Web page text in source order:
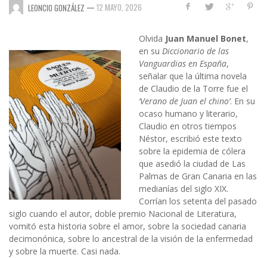
LEONCIO GONZÁLEZ — 12 MAYO, 2026
Olvida Juan Manuel Bonet,
en suDiccionario de las
Vanguardias en España,
señalar que la última novela
de Claudio de la Torre fue el
‘Verano de Juan el chino’. En su
ocaso humano y literario,
Claudio en otros tiempos
Néstor, escribió este texto
sobre la epidemia de cólera
que asedió la ciudad de Las
Palmas de Gran Canaria en las
medianías del siglo XIX.
Corrían los setenta del pasado
siglo cuando el autor, doble premio Nacional de Literatura,
vomitó esta historia sobre el amor, sobre la sociedad canaria
decimonónica, sobre lo ancestral de la visión de la enfermedad
y sobre la muerte. Casi nada.